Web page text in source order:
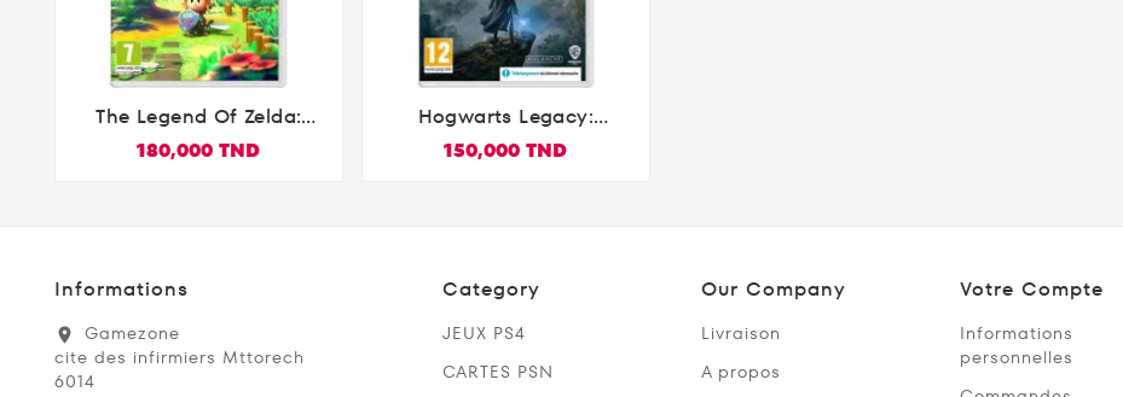

The Legend Of Zelda:
Link's Awakening
180,000 TND

Hogwarts Legacy:
L'Héritage De Poudlard
Nintendo Switch
150,000 TND
Informations
location_on
Gamezone
cite des infirmiers Mttorech
6014
Category
JEUX PS4
CARTES PSN
Our Company
Livraison
A propos
Votre Compte
Informations
personnelles